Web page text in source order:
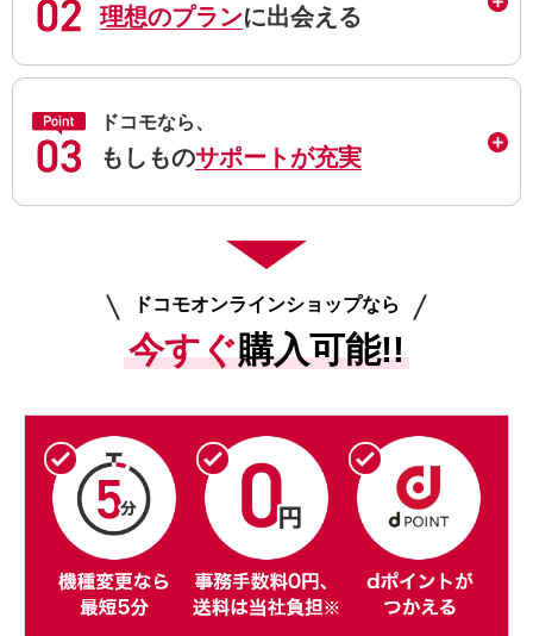
理想のプランに出会える
ドコモなら、
もしものサポートが充実
ドコモオンラインショップなら
今すぐ購入可能!!